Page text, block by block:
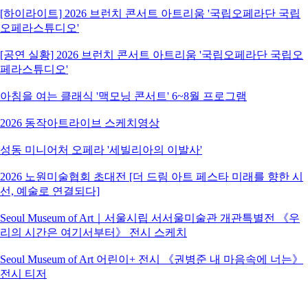
[하이라이트] 2026 브런치 콘서트 아트리움 '국립오페라단 국립
오페라스튜디오'
[공연 실황] 2026 브런치 콘서트 아트리움 '국립오페라단 국립오
페라스튜디오'
아침을 여는 클래식 '맥모닝 콘서트' 6~8월 프로그램
2026 동작아트라이브 스케치영상
성동 미니어처 오페라 '세빌리아의 이발사'
2026 노원미술협회 초대전 [더 드림 아트 페스타 미래를 향한 시
선, 예술로 연결되다]
Seoul Museum of Art｜서울시립 서서울미술관 개관특별전 《우
리의 시간은 여기서부터》 전시 스케치
Seoul Museum of Art 어린이+ 전시 《권병준 내 마음속에 너는》
전시 티저